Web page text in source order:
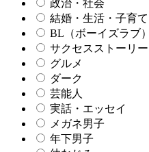
政治・社会
結婚・生活・子育て
BL（ボーイズラブ）
サクセスストーリー
グルメ
ダーク
芸能人
実話・エッセイ
メガネ男子
年下男子